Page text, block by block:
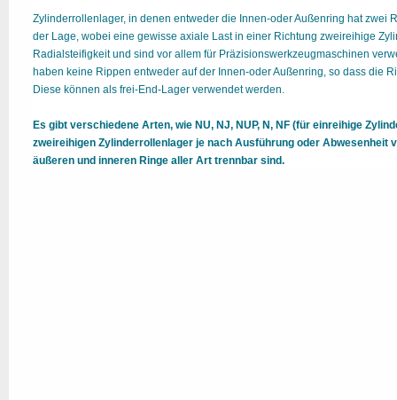
Zylinderrollenlager, in denen entweder die Innen-oder Außenring hat zwei
der Lage, wobei eine gewisse axiale Last in einer Richtung zweireihige
Radialsteifigkeit und sind vor allem für Präzisionswerkzeugmaschinen
haben keine Rippen entweder auf der Innen-oder Außenring, so dass die
Diese können als frei-End-Lager verwendet werden.
Es gibt verschiedene Arten, wie NU, NJ, NUP, N, NF (für einreihige
zweireihigen Zylinderrollenlager je nach Ausführung oder Abwesenheit
äußeren und inneren Ringe aller Art trennbar sind.